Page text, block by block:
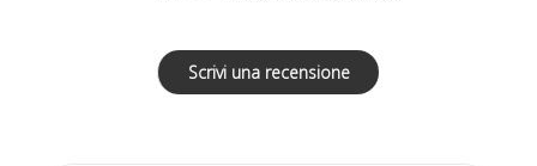
Scrivi una recensione